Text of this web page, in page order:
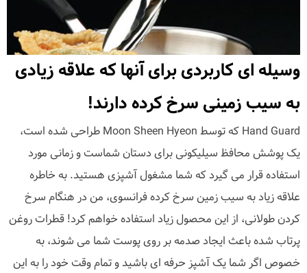
وسیله ای کاربردی برای آنها که علاقه زیادی
به سیب زمینی سرخ کرده دارند!
Hand Guard که توسط Moon Sheen Hyeon طراحی شده است،
یک پوشش محافظ سیلیکونی برای دستان شماست و زمانی مورد
استفاده قرار می گیرد که شما مشغول آشپزی هستید. به خاطره
علاقه زیاد به سیب زمین سرخ کرده فرانسوی، من در هنگام سرخ
کردن طولانی، از این محصول زیاد استفاده خواهم کرد! قطرات روغن
پرتاب شده باعث ایجاد صدمه بر روی پوست شما می شوند، به
خصوص اگر شما یک آشپز حرفه ای باشید و تمام وقت خود را به این